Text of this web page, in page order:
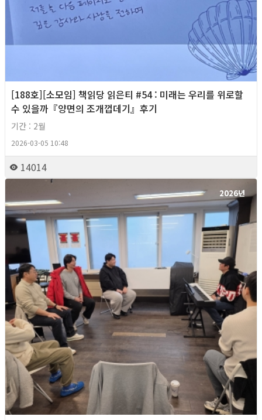
[188호][소모임] 책읽당 읽은티 #54 : 미래는 우리를 위로할
수 있을까『양면의 조개껍데기』후기
기간 : 2월
2026-03-05 10:48
14014
2026년